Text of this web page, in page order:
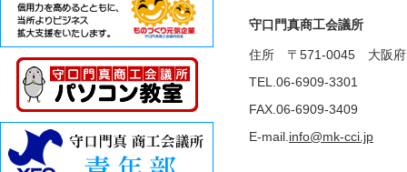
守口門真商工会議所
住所 〒571-0045 大阪府
TEL.06-6909-3301
FAX.06-6909-3409
E-mail. info@mk-cci.jp